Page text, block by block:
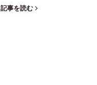
記事を読む